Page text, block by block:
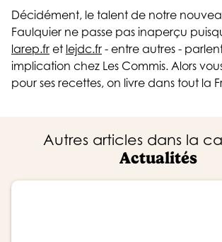
Décidément, le talent de notre
Faulquier ne passe pas inaperçu
larep.fr et lejdc.fr - entre autres -
implication chez Les Commis. Alors
pour ses recettes, on livre dans tout la
Autres articles dans la
Actualités